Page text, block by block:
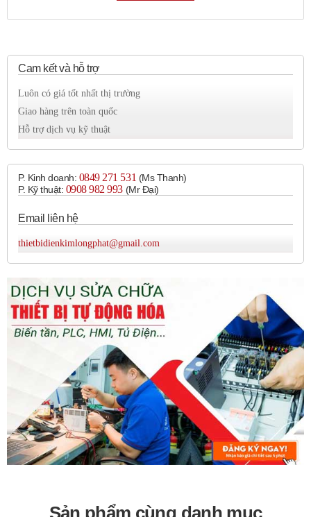
Kích thước:Đa dạng tùy thuộc vào dòng điện định
Đặc điểm:
Đơn giản, dễ vận hành, giá thành thấp,
không có khả năng bảo vệ quá dòng hoặc ngắn mạch
2. Aptomat (Circuit Breaker - CB):
Cách sử dụng:Đóng mạch bằng tay hoặc bằng cơ
mạch hoặc sụt áp (tùy loại).
Công dụng: Bảo vệ mạch điện và thiết bị khỏi các sự
Kích thước:Rất đa dạng, từ MCB (Miniature Circuit
Breaker) kích thước vài cm cho dòng điện nhỏ đến ACB
(Air Circuit Breaker) kích thước lớn cho dòng điện hàng
Đặc điểm:Có khả năng bảo vệ tự động, nhiều loại với
các đặc tính cắt khác nhau (loại B, C, D,...), có thể tích
hợp thêm các phụ kiện như tiếp điểm phụ, cuộn cắt,
cuộn đóng.
3. Contactor (Khởi Động Từ):
Cách sử dụng:Đóng cắt mạch điện bằng lực điện từ
nút nhấn, rơle hoặc tín hiệu từ PLC.
Cam kết và hỗ trợ
Luôn có giá tốt nhất thị trường
Giao hàng trên toàn quốc
Hỗ trợ dịch vụ kỹ thuật
P. Kinh doanh: 0849 271 531 (Ms Thanh)
P. Kỹ thuật: 0908 982 993​ (Mr Đại)
Email liên hệ
thietbidienkimlongphat@gmail.com